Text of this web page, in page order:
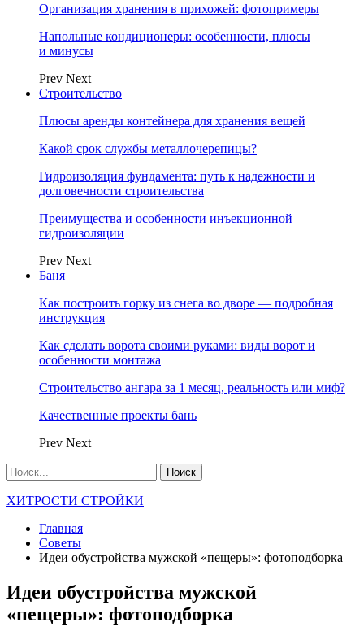
Организация хранения в прихожей: фотопримеры
Напольные кондиционеры: особенности, плюсы
и минусы
Prev Next
Строительство
Плюсы аренды контейнера для хранения вещей
Какой срок службы металлочерепицы?
Гидроизоляция фундамента: путь к надежности и
долговечности строительства
Преимущества и особенности инъекционной
гидроизоляции
Prev Next
Баня
Как построить горку из снега во дворе — подробная
инструкция
Как сделать ворота своими руками: виды ворот и
особенности монтажа
Строительство ангара за 1 месяц, реальность или миф?
Качественные проекты бань
Prev Next
ХИТРОСТИ СТРОЙКИ
Главная
Советы
Идеи обустройства мужской «пещеры»: фотоподборка
Идеи обустройства мужской
«пещеры»: фотоподборка